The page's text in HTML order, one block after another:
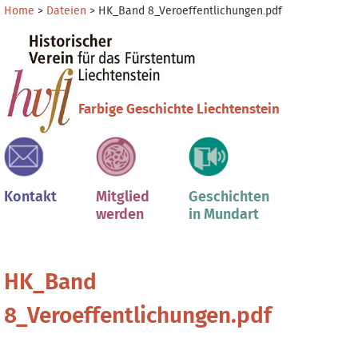
Direkt
Inhalt
Direkt
zur
Navigation
Benutzerspezifische
Home > Dateien > HK_Band 8_Veroeffentlichungen.pdf
Farbige Geschichte Liechtenstein
Kontakt
Mitglied
werden
Geschichten
in Mundart
HK_Band
8_Veroeffentlichungen.pdf